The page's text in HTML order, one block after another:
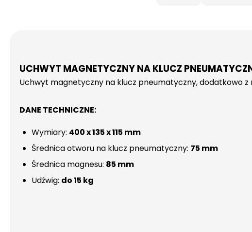
UCHWYT MAGNETYCZNY NA KLUCZ
Uchwyt magnetyczny na klucz pneumatyczny, dodatkowo
DANE TECHNICZNE:
Wymiary: 400 x 135 x 115 mm
Średnica otworu na klucz pneumatyczny: 75 mm
Średnica magnesu: 85 mm
Udźwig: do 15 kg